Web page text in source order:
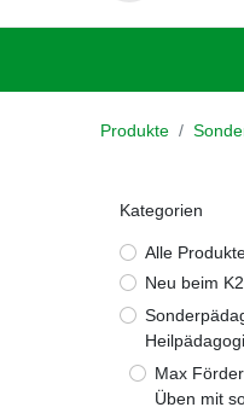
Produkte
Kategorien
Alle
Neu beim
Max
Üben mit